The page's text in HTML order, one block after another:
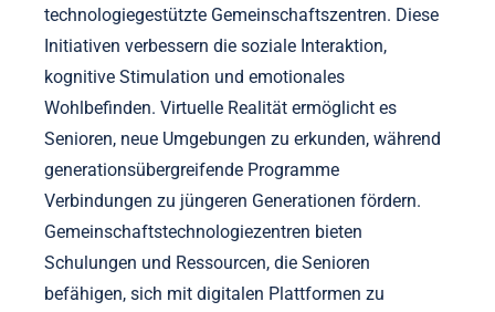
technologiegestützte Gemeinschaftszentren. Diese
Initiativen verbessern die soziale Interaktion,
kognitive Stimulation und emotionales
Wohlbefinden. Virtuelle Realität ermöglicht es
Senioren, neue Umgebungen zu erkunden, während
generationsübergreifende Programme
Verbindungen zu jüngeren Generationen fördern.
Gemeinschaftstechnologiezentren bieten
Schulungen und Ressourcen, die Senioren
befähigen, sich mit digitalen Plattformen zu